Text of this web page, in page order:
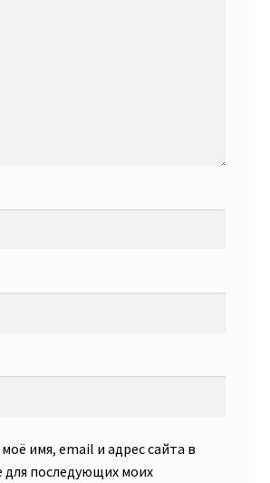
имя, email и адрес сайта в
для последующих моих